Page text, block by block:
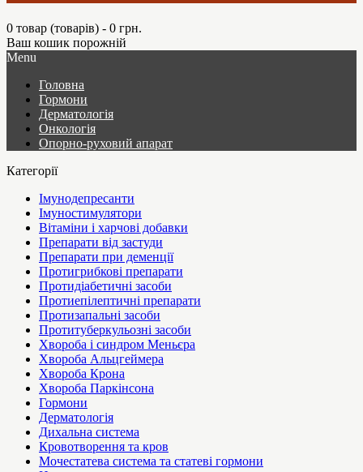
0 товар (товарів) - 0 грн.
Ваш кошик порожній
Menu
Головна
Гормони
Дерматологія
Онкологія
Опорно-руховий апарат
Категорії
Імунодепресанти
Імуностимулятори
Вітаміни і харчові добавки
Препарати від застуди
Препарати при деменції
Протигрибкові препарати
Протидіабетичні засоби
Протиепілептичні препарати
Протизапальні засоби
Протитуберкульозні засоби
Хвороба і синдром Меньєра
Хвороба Альцгеймера
Хвороба Крона
Хвороба Паркінсона
Гормони
Дерматологія
Дихальна система
Кровотворення та кров
Мочестатева система та статеві гормони